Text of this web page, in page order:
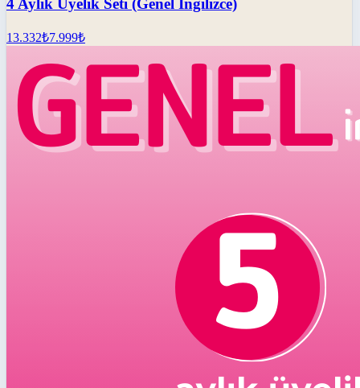
4 Aylık Üyelik Seti (Genel İngilizce)
13.332₺7.999₺